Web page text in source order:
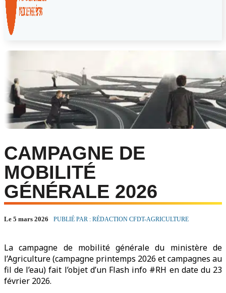
CAMPAGNE DE
MOBILITÉ
GÉNÉRALE 2026
Le 5 mars 2026 PUBLIÉ PAR : RÉDACTION CFDT-AGRICULTURE
La campagne de mobilité générale du ministère de
l’Agriculture (campagne printemps 2026 et campagnes au
fil de l’eau) fait l’objet d’un Flash info #RH en date du 23
février 2026.